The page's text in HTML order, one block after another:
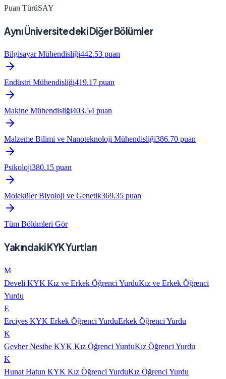
Puan TürüSAY
Aynı Üniversitedeki Diğer Bölümler
Bilgisayar Mühendisliği442.53 puan
Endüstri Mühendisliği419.17 puan
Makine Mühendisliği403.54 puan
Malzeme Bilimi ve Nanoteknoloji Mühendisliği386.70 puan
Psikoloji380.15 puan
Moleküler Biyoloji ve Genetik369.35 puan
Tüm Bölümleri Gör
Yakındaki KYK Yurtları
M
Develi KYK Kız ve Erkek Öğrenci YurduKız ve Erkek Öğrenci
Yurdu
E
Erciyes KYK Erkek Öğrenci YurduErkek Öğrenci Yurdu
K
Gevher Nesibe KYK Kız Öğrenci YurduKız Öğrenci Yurdu
K
Hunat Hatun KYK Kız Öğrenci YurduKız Öğrenci Yurdu